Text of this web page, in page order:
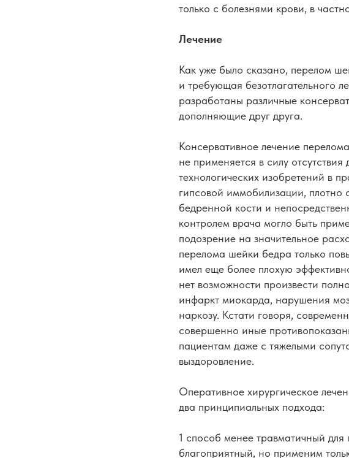
только с болезнями крови, в
Лечение
Как уже было сказано, перелом
и требующая безотлагательного
разработаны различные
дополняющие друг друга.
Консервативное лечение
не применяется в силу
технологических изобретений в
гипсовой иммобилизации, плотно
бедренной кости и
контролем врача могло быть
подозрение на значительное
перелома шейки бедра только
имел еще более плохую
нет возможности произвести
инфаркт миокарда, нарушения
наркозу. Кстати говоря,
совершенно иные
пациентам даже с тяжелыми
выздоровление.
Оперативное хирургическое
два принципиальных подхода:
1 способ менее травматичный
благоприятный, но применим